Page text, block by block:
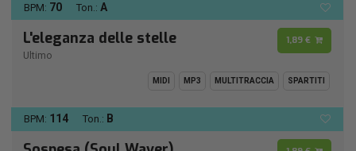
BPM: 70 Ton.: A
L'eleganza delle stelle
Ultimo
1,89 €
MIDI MP3 MULTITRACCIA SPARTITI
BPM: 114 Ton.: B